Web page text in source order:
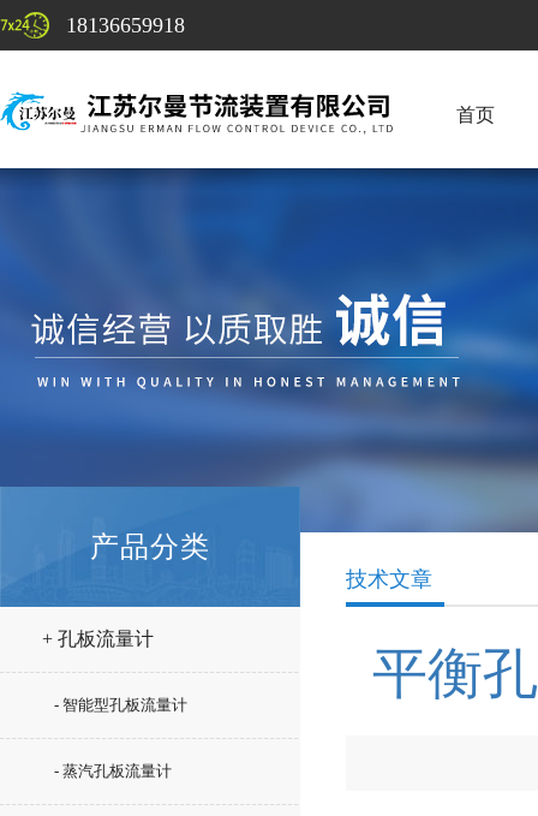
18136659918
首页
产品分类
+ 孔板流量计
- 智能型孔板流量计
- 蒸汽孔板流量计
技术文章
平衡